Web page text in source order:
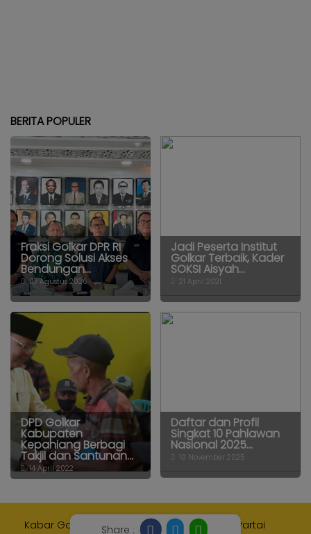
Share :
BERITA POPULER
Fraksi Golkar DPR RI
Dorong Solusi Akses
Bendungan...
07 Agustus 2026
Jadi Peserta Institut
Golkar Terbaik, Kader
SOKSI Aisyah...
21 April 2021
DPD Golkar
Kabupaten
Kepahiang Berbagi
Takjil dan Santunan...
14 April 2022
Daftar dan Profil
Singkat 10 Pahlawan
Nasional 2025...
10 November 2025
Kabar Golkar adalah media resmi Internal Partai